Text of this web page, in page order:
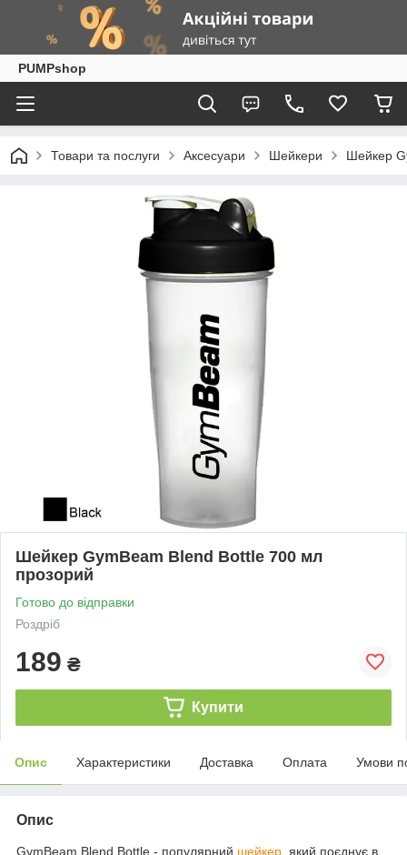
PUMPshop
Товари та послуги Аксесуари Шейкери Шейкер
Шейкер GymBeam Blend Bottle 700 мл
прозорий
Готово до відправки
Роздріб
189 ₴
Купити
Опис Характеристики Доставка Оплата Умови
Опис
GymBeam Blend Bottle - популярний шейкер , який поєднує в